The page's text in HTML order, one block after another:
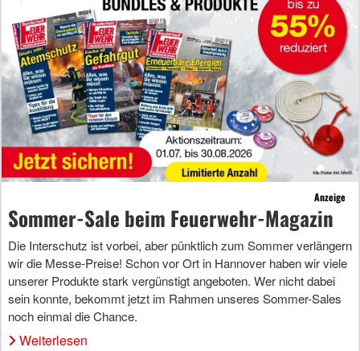
Anzeige
Sommer-Sale beim Feuerwehr-Magazin
Die Interschutz ist vorbei, aber pünktlich zum Sommer verlängern
wir die Messe-Preise! Schon vor Ort in Hannover haben wir viele
unserer Produkte stark vergünstigt angeboten. Wer nicht dabei
sein konnte, bekommt jetzt im Rahmen unseres Sommer-Sales
noch einmal die Chance.
Weiterlesen